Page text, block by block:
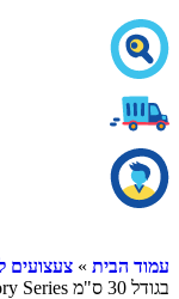
עמוד הבית » צעצועים
בגודל 30 ס"מ Fortnite Victory Series